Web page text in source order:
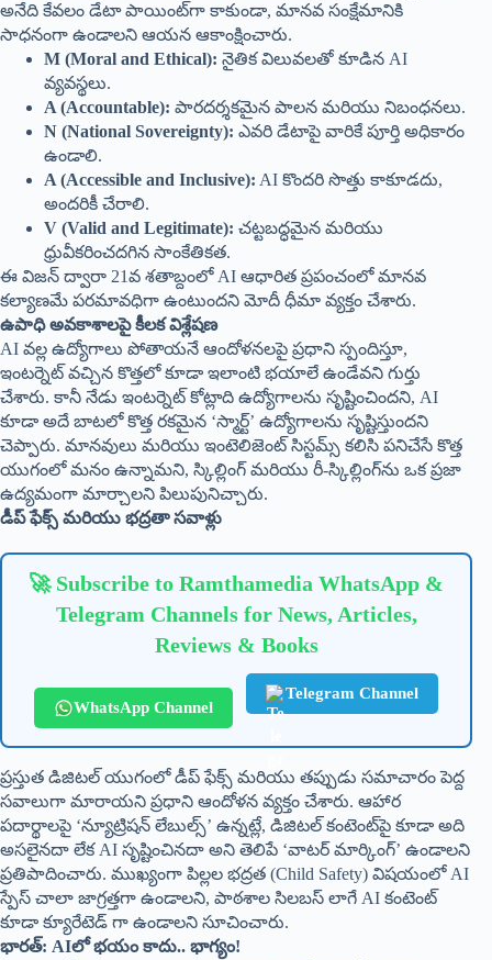
అనేది కేవలం డేటా పాయింట్‌గా కాకుండా, మానవ సంక్షేమానికి
సాధనంగా ఉండాలని ఆయన ఆకాంక్షించారు.
M (Moral and Ethical): నైతిక విలువలతో కూడిన AI
వ్యవస్థలు.
A (Accountable): పారదర్శకమైన పాలన మరియు నిబంధనలు.
N (National Sovereignty): ఎవరి డేటాపై వారికే పూర్తి అధికారం
ఉండాలి.
A (Accessible and Inclusive): AI కొందరి సొత్తు కాకూడదు,
అందరికీ చేరాలి.
V (Valid and Legitimate): చట్టబద్ధమైన మరియు
ధ్రువీకరించదగిన సాంకేతికత.
ఈ విజన్ ద్వారా 21వ శతాబ్దంలో AI ఆధారిత ప్రపంచంలో మానవ
కల్యాణమే పరమావధిగా ఉంటుందని మోదీ ధీమా వ్యక్తం చేశారు.
ఉపాధి అవకాశాలపై కీలక విశ్లేషణ
AI వల్ల ఉద్యోగాలు పోతాయనే ఆందోళనలపై ప్రధాని స్పందిస్తూ,
ఇంటర్నెట్ వచ్చిన కొత్తలో కూడా ఇలాంటి భయాలే ఉండేవని గుర్తు
చేశారు. కానీ నేడు ఇంటర్నెట్ కోట్లాది ఉద్యోగాలను సృష్టించిందని, AI
కూడా అదే బాటలో కొత్త రకమైన ‘స్మార్ట్’ ఉద్యోగాలను సృష్టిస్తుందని
చెప్పారు. మానవులు మరియు ఇంటెలిజెంట్ సిస్టమ్స్ కలిసి పనిచేసే కొత్త
యుగంలో మనం ఉన్నామని, స్కిల్లింగ్ మరియు రీ-స్కిల్లింగ్‌ను ఒక ప్రజా
ఉద్యమంగా మార్చాలని పిలుపునిచ్చారు.
డీప్ ఫేక్స్ మరియు భద్రతా సవాళ్లు
🚀 Subscribe to Ramthamedia WhatsApp &
Telegram Channels for News, Articles,
Reviews & Books
WhatsApp Channel
Telegram Channel
ప్రస్తుత డిజిటల్ యుగంలో డీప్ ఫేక్స్ మరియు తప్పుడు సమాచారం పెద్ద
సవాలుగా మారాయని ప్రధాని ఆందోళన వ్యక్తం చేశారు. ఆహార
పదార్థాలపై ‘న్యూట్రిషన్ లేబుల్స్’ ఉన్నట్లే, డిజిటల్ కంటెంట్‌పై కూడా అది
అసలైనదా లేక AI సృష్టించినదా అని తెలిపే ‘వాటర్ మార్కింగ్’ ఉండాలని
ప్రతిపాదించారు. ముఖ్యంగా పిల్లల భద్రత (Child Safety) విషయంలో AI
స్పేస్ చాలా జాగ్రత్తగా ఉండాలని, పాఠశాల సిలబస్ లాగే AI కంటెంట్
కూడా క్యూరేటెడ్ గా ఉండాలని సూచించారు.
భారత్: AIలో భయం కాదు.. భాగ్యం!